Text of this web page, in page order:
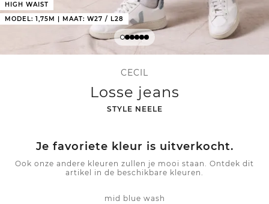
HIGH WAIST
MODEL: 1,75M | MAAT: W27 / L28
CECIL
Losse jeans
-
STYLE NEELE
Je favoriete kleur is uitverkocht.
Ook onze andere kleuren zullen je mooi staan. Ontdek dit
artikel in de beschikbare kleuren.
mid blue wash